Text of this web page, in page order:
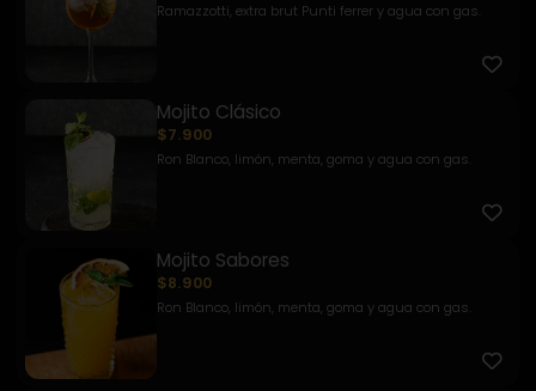
Ramazzotti, extra brut Punti ferrer y agua con gas.
Mojito Clásico
$7.900
Ron Blanco, limón, menta, goma y agua con gas.
Mojito Sabores
$8.900
Ron Blanco, limón, menta, goma y agua con gas.